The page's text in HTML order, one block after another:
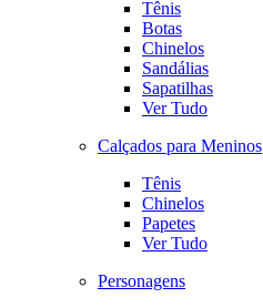
Tênis
Botas
Chinelos
Sandálias
Sapatilhas
Ver Tudo
Calçados para Meninos
Tênis
Chinelos
Papetes
Ver Tudo
Personagens